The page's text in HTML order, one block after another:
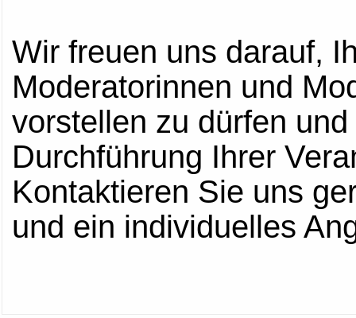
Wir freuen uns darauf,
Moderatorinnen und
vorstellen zu dürfen
Durchführung Ihrer
Kontaktieren Sie uns
und ein individuelles